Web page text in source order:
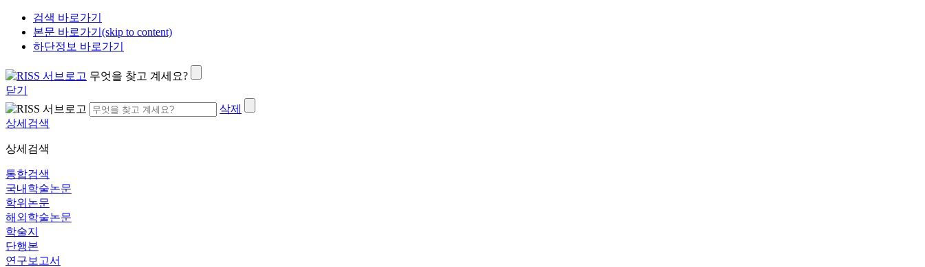
검색 바로가기
본문 바로가기(skip to content)
하단정보 바로가기
무엇을 찾고 계세요?
닫기
삭제
상세검색
상세검색
통합검색
국내학술논문
학위논문
해외학술논문
학술지
단행본
연구보고서